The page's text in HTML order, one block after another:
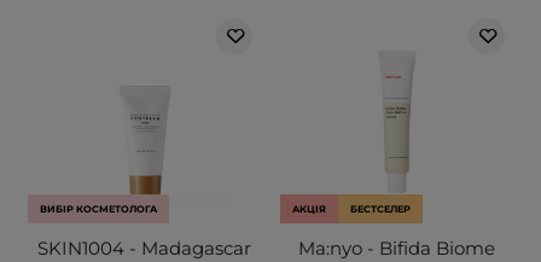
ВИБІР КОСМЕТОЛОГА
SKIN1004 - Madagascar
АКЦІЯ БЕСТСЕЛЕР
Ma:nyo - Bifida Biome